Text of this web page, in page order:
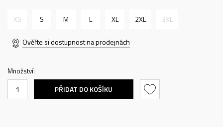
XS S M L XL 2XL 3XL
Ověřte si dostupnost na prodejnách
Množství:
PŘIDAT DO KOŠÍKU